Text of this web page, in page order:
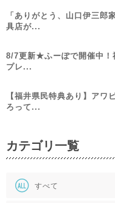
「ありがとう、山口伊三郎
具店が...
8/7更新★ふーぽで開催中！
プレ...
【福井県民特典あり】アワ
ろって...
カテゴリ一覧
すべて